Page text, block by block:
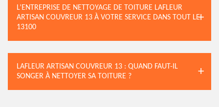
L’ENTREPRISE DE NETTOYAGE DE TOITURE LAFLEUR
ARTISAN COUVREUR 13 À VOTRE SERVICE DANS TOUT LE
13100
LAFLEUR ARTISAN COUVREUR 13 : QUAND FAUT-IL
SONGER À NETTOYER SA TOITURE ?